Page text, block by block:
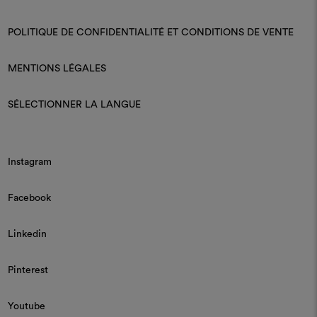
POLITIQUE DE CONFIDENTIALITÉ ET CONDITIONS DE VENTE
MENTIONS LÉGALES
SÉLECTIONNER LA LANGUE
Instagram
Facebook
Linkedin
Pinterest
Youtube